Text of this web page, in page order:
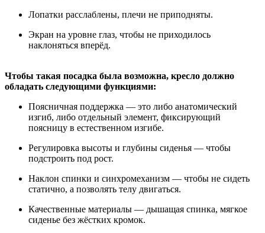
Лопатки расслаблены, плечи не приподняты.
Экран на уровне глаз, чтобы не приходилось
наклоняться вперёд.
Чтобы такая посадка была возможна, кресло должно
обладать следующими функциями:
Поясничная поддержка — это либо анатомический
изгиб, либо отдельный элемент, фиксирующий
поясницу в естественном изгибе.
Регулировка высоты и глубины сиденья — чтобы
подстроить под рост.
Наклон спинки и синхромеханизм — чтобы не сидеть
статично, а позволять телу двигаться.
Качественные материалы — дышащая спинка, мягкое
сиденье без жёстких кромок.